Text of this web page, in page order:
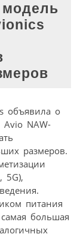
модель
объявила о
NAW-
размеров.
5G),
питания
большая